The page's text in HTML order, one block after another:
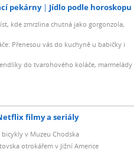
pekárny Jídlo podle horoskopu
kde zmrzlina chutná jako gorgonzola,
Přenesou vás do kuchyně u babičky i
do tvarohového koláče, marmelády
filmy a seriály
v Muzeu Chodska
otrokářem v Jižní Americe